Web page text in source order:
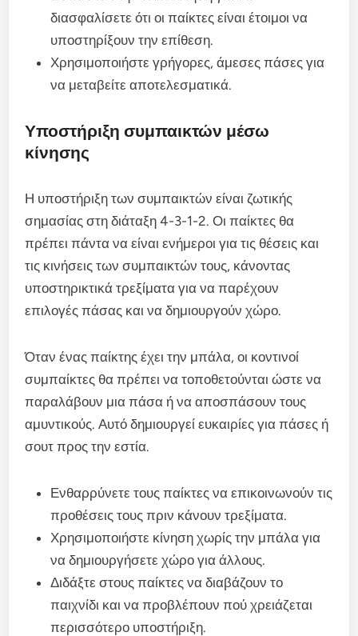
διασφαλίσετε ότι οι παίκτες είναι έτοιμοι να
υποστηρίξουν την επίθεση.
Χρησιμοποιήστε γρήγορες, άμεσες πάσες για
να μεταβείτε αποτελεσματικά.
Υποστήριξη συμπαικτών μέσω
κίνησης
Η υποστήριξη των συμπαικτών είναι ζωτικής
σημασίας στη διάταξη 4-3-1-2. Οι παίκτες θα
πρέπει πάντα να είναι ενήμεροι για τις θέσεις και
τις κινήσεις των συμπαικτών τους, κάνοντας
υποστηρικτικά τρεξίματα για να παρέχουν
επιλογές πάσας και να δημιουργούν χώρο.
Όταν ένας παίκτης έχει την μπάλα, οι κοντινοί
συμπαίκτες θα πρέπει να τοποθετούνται ώστε να
παραλάβουν μια πάσα ή να αποσπάσουν τους
αμυντικούς. Αυτό δημιουργεί ευκαιρίες για πάσες ή
σουτ προς την εστία.
Ενθαρρύνετε τους παίκτες να επικοινωνούν τις
προθέσεις τους πριν κάνουν τρεξίματα.
Χρησιμοποιήστε κίνηση χωρίς την μπάλα για
να δημιουργήσετε χώρο για άλλους.
Διδάξτε στους παίκτες να διαβάζουν το
παιχνίδι και να προβλέπουν πού χρειάζεται
περισσότερο υποστήριξη.